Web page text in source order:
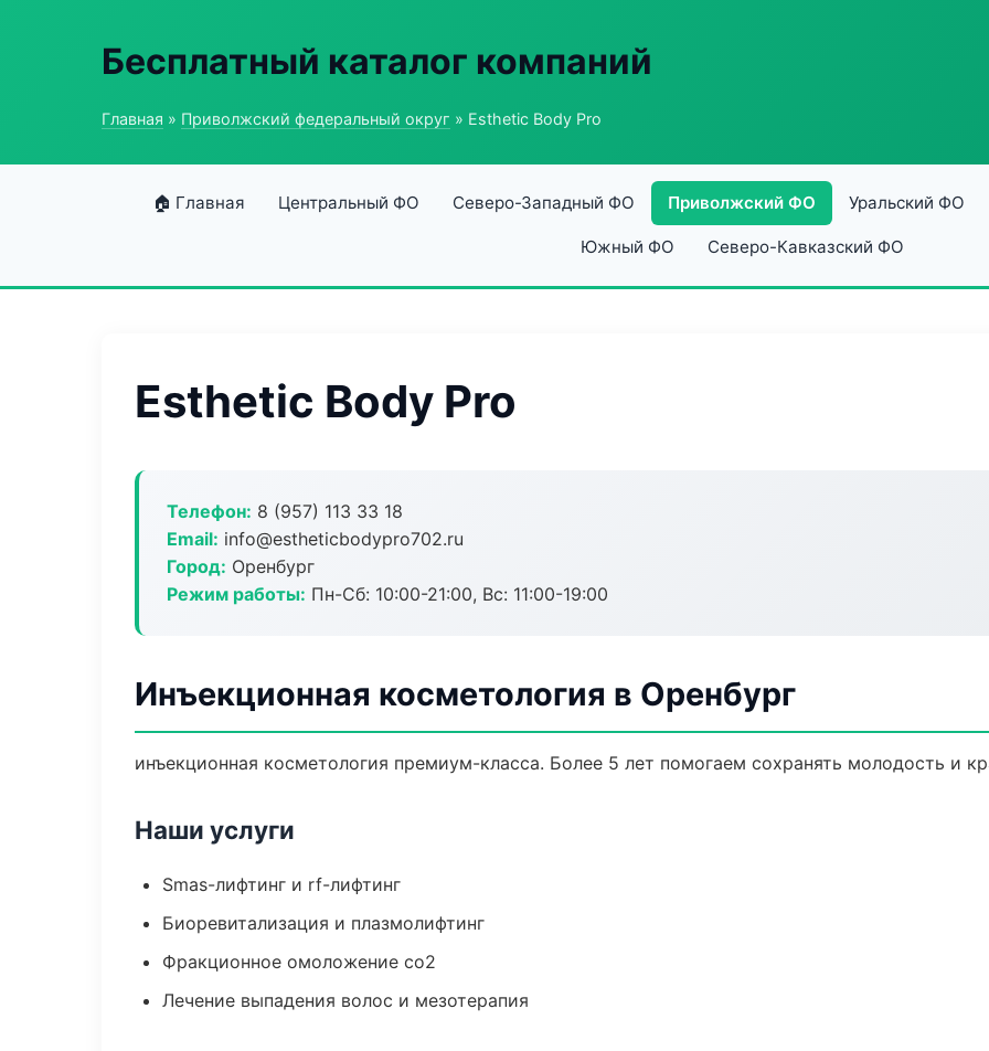
Бесплатный каталог компаний
Главная » Приволжский федеральный округ » Esthetic Body Pro
🏠 Главная Центральный ФО Северо-Западный ФО Приволжский ФО Уральский ФО
Южный ФО Северо-Кавказский ФО
Esthetic Body Pro
Телефон: 8 (957) 113 33 18
Email: info@estheticbodypro702.ru
Город: Оренбург
Режим работы: Пн-Сб: 10:00-21:00, Вс: 11:00-19:00
Инъекционная косметология в Оренбург
инъекционная косметология премиум-класса. Более 5 лет помогаем сохранять молодость и
Наши услуги
Smas-лифтинг и rf-лифтинг
Биоревитализация и плазмолифтинг
Фракционное омоложение co2
Лечение выпадения волос и мезотерапия